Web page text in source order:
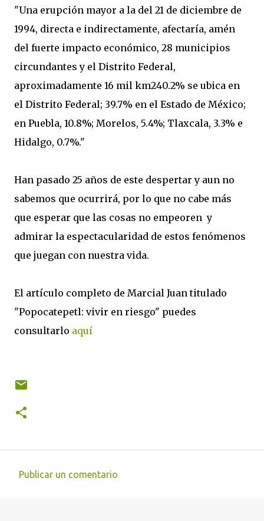
"Una erupción mayor a la del 21 de diciembre de
1994, directa e indirectamente, afectaría, amén
del fuerte impacto económico, 28 municipios
circundantes y el Distrito Federal,
aproximadamente 16 mil km240.2% se ubica en
el Distrito Federal; 39.7% en el Estado de México;
en Puebla, 10.8%; Morelos, 5.4%; Tlaxcala, 3.3% e
Hidalgo, 0.7%."
Han pasado 25 años de este despertar y aun no
sabemos que ocurrirá, por lo que no cabe más
que esperar que las cosas no empeoren y
admirar la espectacularidad de estos fenómenos
que juegan con nuestra vida.
El artículo completo de Marcial Juan titulado
"Popocatepetl: vivir en riesgo" puedes
consultarlo aquí
Publicar un comentario